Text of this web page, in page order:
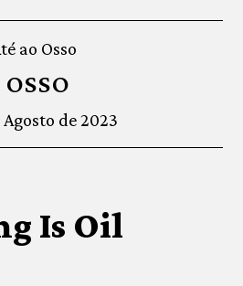
ao Osso
OSSO
Agosto de 2023
Is Oil